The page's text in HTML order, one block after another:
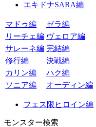
エキドナSARA編
マドゥ編
ゼラ編
リーチェ編 ヴェロア編
サレーネ編 完結編
修行編
決戦編
カリン編
ハク編
ソニア編
オーディン編
フェス限ヒロイン編
モンスター検索